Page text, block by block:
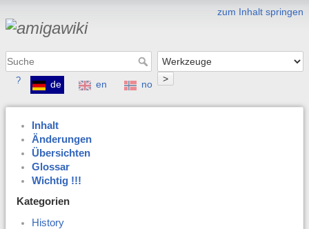
zum Inhalt springen
>
? de en no
Inhalt
Änderungen
Übersichten
Glossar
Wichtig !!!
Kategorien
History